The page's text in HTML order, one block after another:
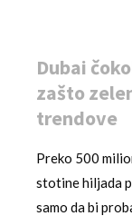
Dubai
zašto
trendove
Preko 500
stotine hiljada
samo da bi